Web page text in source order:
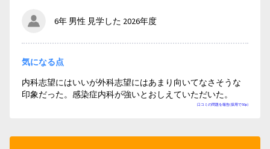
6年 男性 見学した 2026年度
口コミの問題を報告(採用で50p)
気になる点
内科志望にはいいが外科志望にはあまり向いてなさそうな
印象だった。感染症内科が強いとおしえていただいた。